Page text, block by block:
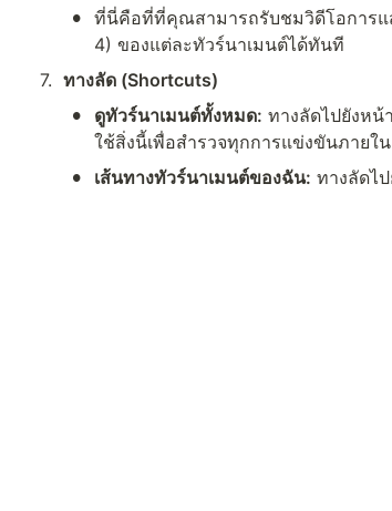
• ที่นี่คือที่ที่คุณสามารถรับชมวิดีโอการแ
4) ของแต่ละทัวร์นาเมนต์ได้ทันที
7. ทางลัด (Shortcuts)
• ดูทัวร์นาเมนต์ทั้งหมด: ทางลัดไปยังห
ใช้สิ่งนี้เพื่อสำรวจทุกการแข่งขันภายใน
• เส้นทางทัวร์นาเมนต์ของฉัน: ทางลัดไ